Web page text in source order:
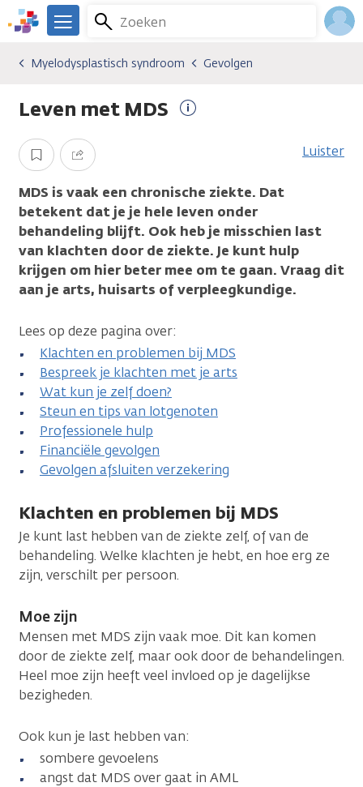
Overslaan
en
gaan
We
er
je.
Zoeken
Menu
Kankersoorten
Myelodysplastisch syndroom
Gevolgen
Myelodysplastisch syndroom Gevolgen
Leven met MDS
Opslaan Delen Luister
MDS is vaak een chronische ziekte. Dat
betekent dat je je hele leven onder
behandeling blijft. Ook heb je misschien last
van klachten door de ziekte. Je kunt hulp
krijgen om hier beter mee om te gaan. Vraag dit
aan je arts, huisarts of verpleegkundige.
Lees op deze pagina over:
Klachten en problemen bij MDS
Bespreek je klachten met je arts
Wat kun je zelf doen?
Steun en tips van lotgenoten
Professionele hulp
Financiële gevolgen
Gevolgen afsluiten verzekering
Klachten en problemen bij MDS
Je kunt last hebben van de ziekte zelf, of van de
behandeling. Welke klachten je hebt, en hoe erg ze
zijn, verschilt per persoon.
Moe zijn
Mensen met MDS zijn vaak moe. Dit kan komen
door de ziekte zelf, maar ook door de behandelingen.
Heel moe zijn heeft veel invloed op je dagelijkse
bezigheden.
Ook kun je last hebben van:
sombere gevoelens
angst dat MDS over gaat in AML